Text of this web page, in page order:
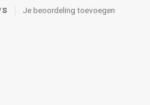
Je beoordeling toevoegen